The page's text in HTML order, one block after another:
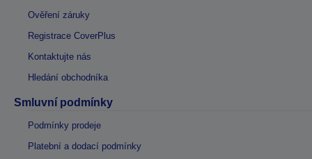
Ověření záruky
Registrace CoverPlus
Kontaktujte nás
Hledání obchodníka
Smluvní podmínky
Podmínky prodeje
Platební a dodací podmínky